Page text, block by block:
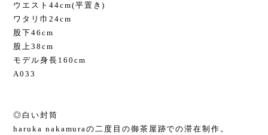
ウエスト44cm(平置き)
ワタリ巾24cm
股下46cm
股上38cm
モデル身長160cm
A033
◎白い封筒
haruka nakamuraの二度目の御茶屋跡での滞在制作。